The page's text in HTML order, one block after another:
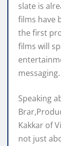
slate is
films have
the first
films will
messaging.
Speaking
Kakkar of
not just